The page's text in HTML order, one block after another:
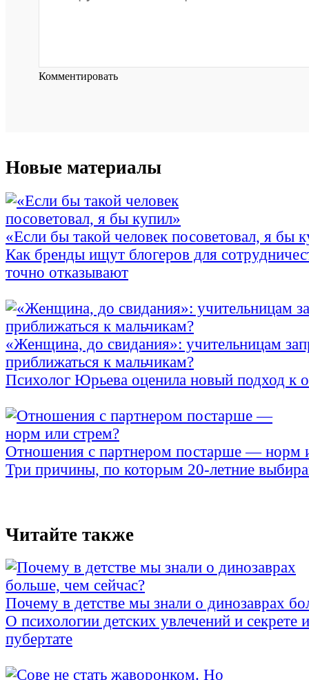
Комментировать
Новые материалы
«Если бы такой человек посоветовал, я бы
Как бренды ищут блогеров для
точно отказывают
«Женщина, до свидания»: учительницам
приближаться к мальчикам?
Психолог Юрьева оценила новый подход к
Отношения с партнером постарше — норм
Три причины, по которым 20-летние
Читайте также
Почему в детстве мы знали о динозаврах
О психологии детских увлечений и секрете
пубертате